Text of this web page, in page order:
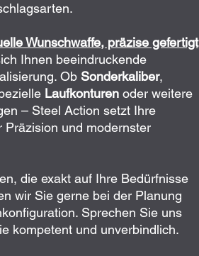
Wunschwaffe, präzise gefertigt
Ihnen beeindruckende
Ob Sonderkaliber,
Laufkonturen oder weitere
– Steel Action setzt Ihre
Präzision und modernster
die exakt auf Ihre Bedürfnisse
wir Sie gerne bei der Planung
Sprechen Sie uns
kompetent und unverbindlich.